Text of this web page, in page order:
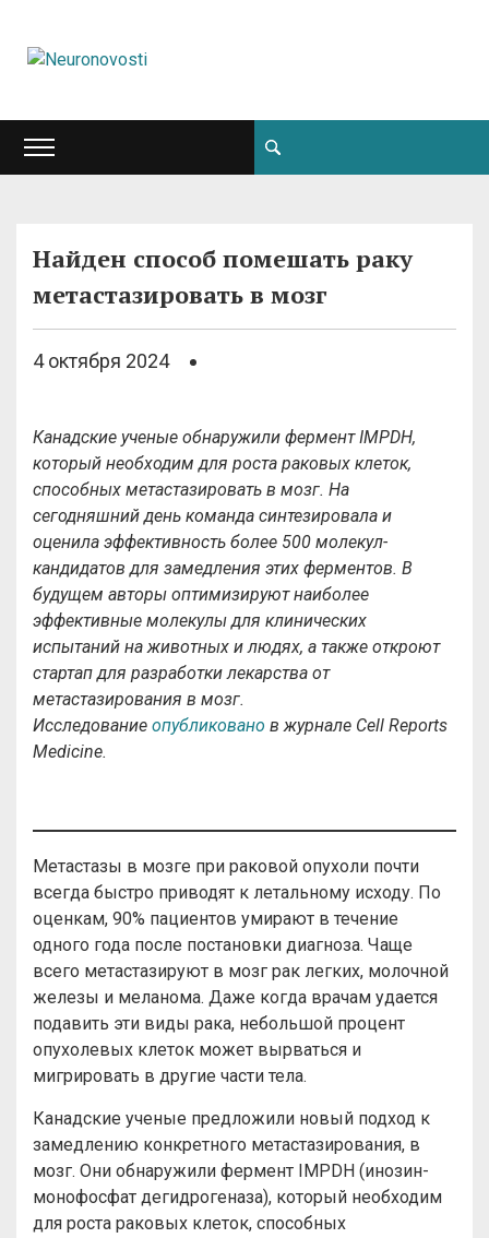
Найден способ помешать раку
метастазировать в мозг
4 октября 2024
Канадские ученые обнаружили фермент IMPDH,
который необходим для роста раковых клеток,
способных метастазировать в мозг. На
сегодняшний день команда синтезировала и
оценила эффективность более 500 молекул-
кандидатов для замедления этих ферментов. В
будущем авторы оптимизируют наиболее
эффективные молекулы для клинических
испытаний на животных и людях, а также откроют
стартап для разработки лекарства от
метастазирования в мозг.
Исследование опубликовано в журнале Cell Reports
Medicine.
Метастазы в мозге при раковой опухоли почти
всегда быстро приводят к летальному исходу. По
оценкам, 90% пациентов умирают в течение
одного года после постановки диагноза. Чаще
всего метастазируют в мозг рак легких, молочной
железы и меланома. Даже когда врачам удается
подавить эти виды рака, небольшой процент
опухолевых клеток может вырваться и
мигрировать в другие части тела.
Канадские ученые предложили новый подход к
замедлению конкретного метастазирования, в
мозг. Они обнаружили фермент IMPDH (инозин-
монофосфат дегидрогеназа), который необходим
для роста раковых клеток, способных